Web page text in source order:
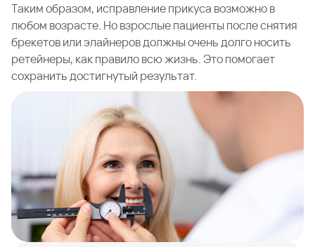
Таким образом, исправление прикуса возможно в
любом возрасте. Но взрослые пациенты после снятия
брекетов или элайнеров должны очень долго носить
ретейнеры, как правило всю жизнь. Это помогает
сохранить достигнутый результат.